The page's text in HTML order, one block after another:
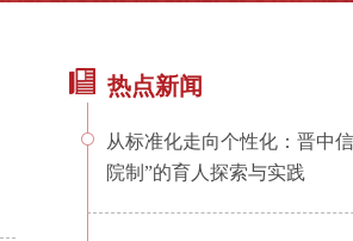
热点新闻
从标准化走向个性化：晋中
院制”的育人探索与实践